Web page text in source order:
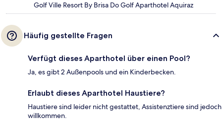
Golf Ville Resort By Brisa Do Golf Aparthotel Aquiraz
Häufig gestellte Fragen
Verfügt dieses Aparthotel über einen Pool?
Ja, es gibt 2 Außenpools und ein Kinderbecken.
Erlaubt dieses Aparthotel Haustiere?
Haustiere sind leider nicht gestattet, Assistenztiere sind jedoch
willkommen.